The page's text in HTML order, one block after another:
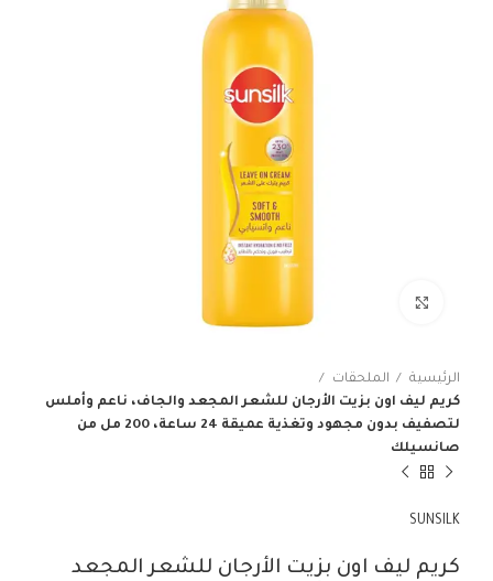
الرئيسية
الملحقات
كريم ليف اون بزيت الأرجان للشعر المجعد والجاف، ناعم وأملس
لتصفيف بدون مجهود وتغذية عميقة 24 ساعة، 200 مل من
صانسيلك
SUNSILK
كريم ليف اون بزيت الأرجان للشعر المجعد